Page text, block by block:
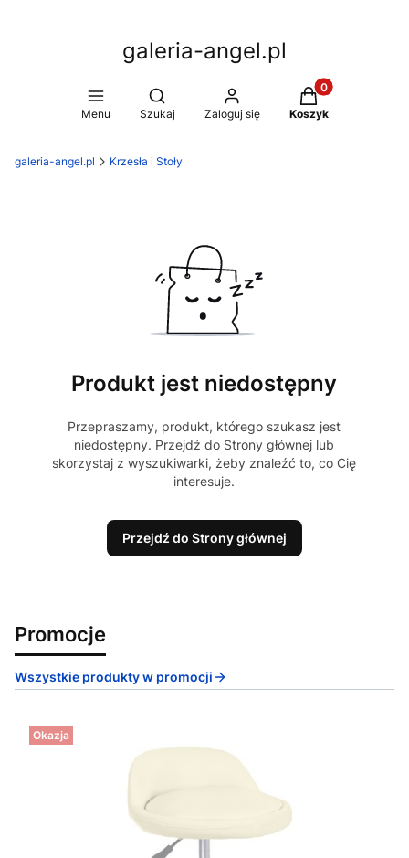
galeria-angel.pl
Menu
Otwórz wyszukiwarkę
Szukaj Zaloguj się
Produkty w
Koszyk
galeria-angel.pl Krzesła i Stoły
Produkt jest niedostępny
Przepraszamy, produkt, którego szukasz jest
niedostępny. Przejdź do Strony głównej lub
skorzystaj z wyszukiwarki, żeby znaleźć to, co Cię
interesuje.
Przejdź do Strony głównej
Promocje
Wszystkie produkty w promocji
Okazja